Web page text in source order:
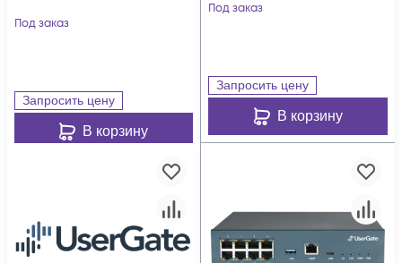
Под заказ
Запросить цену
В корзину
Под заказ
Запросить цену
В корзину